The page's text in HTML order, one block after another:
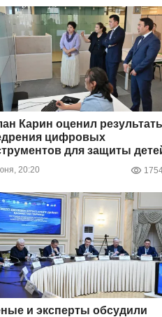
Карин оценил
цифровых
для защиты
20:20
и эксперты обсудили